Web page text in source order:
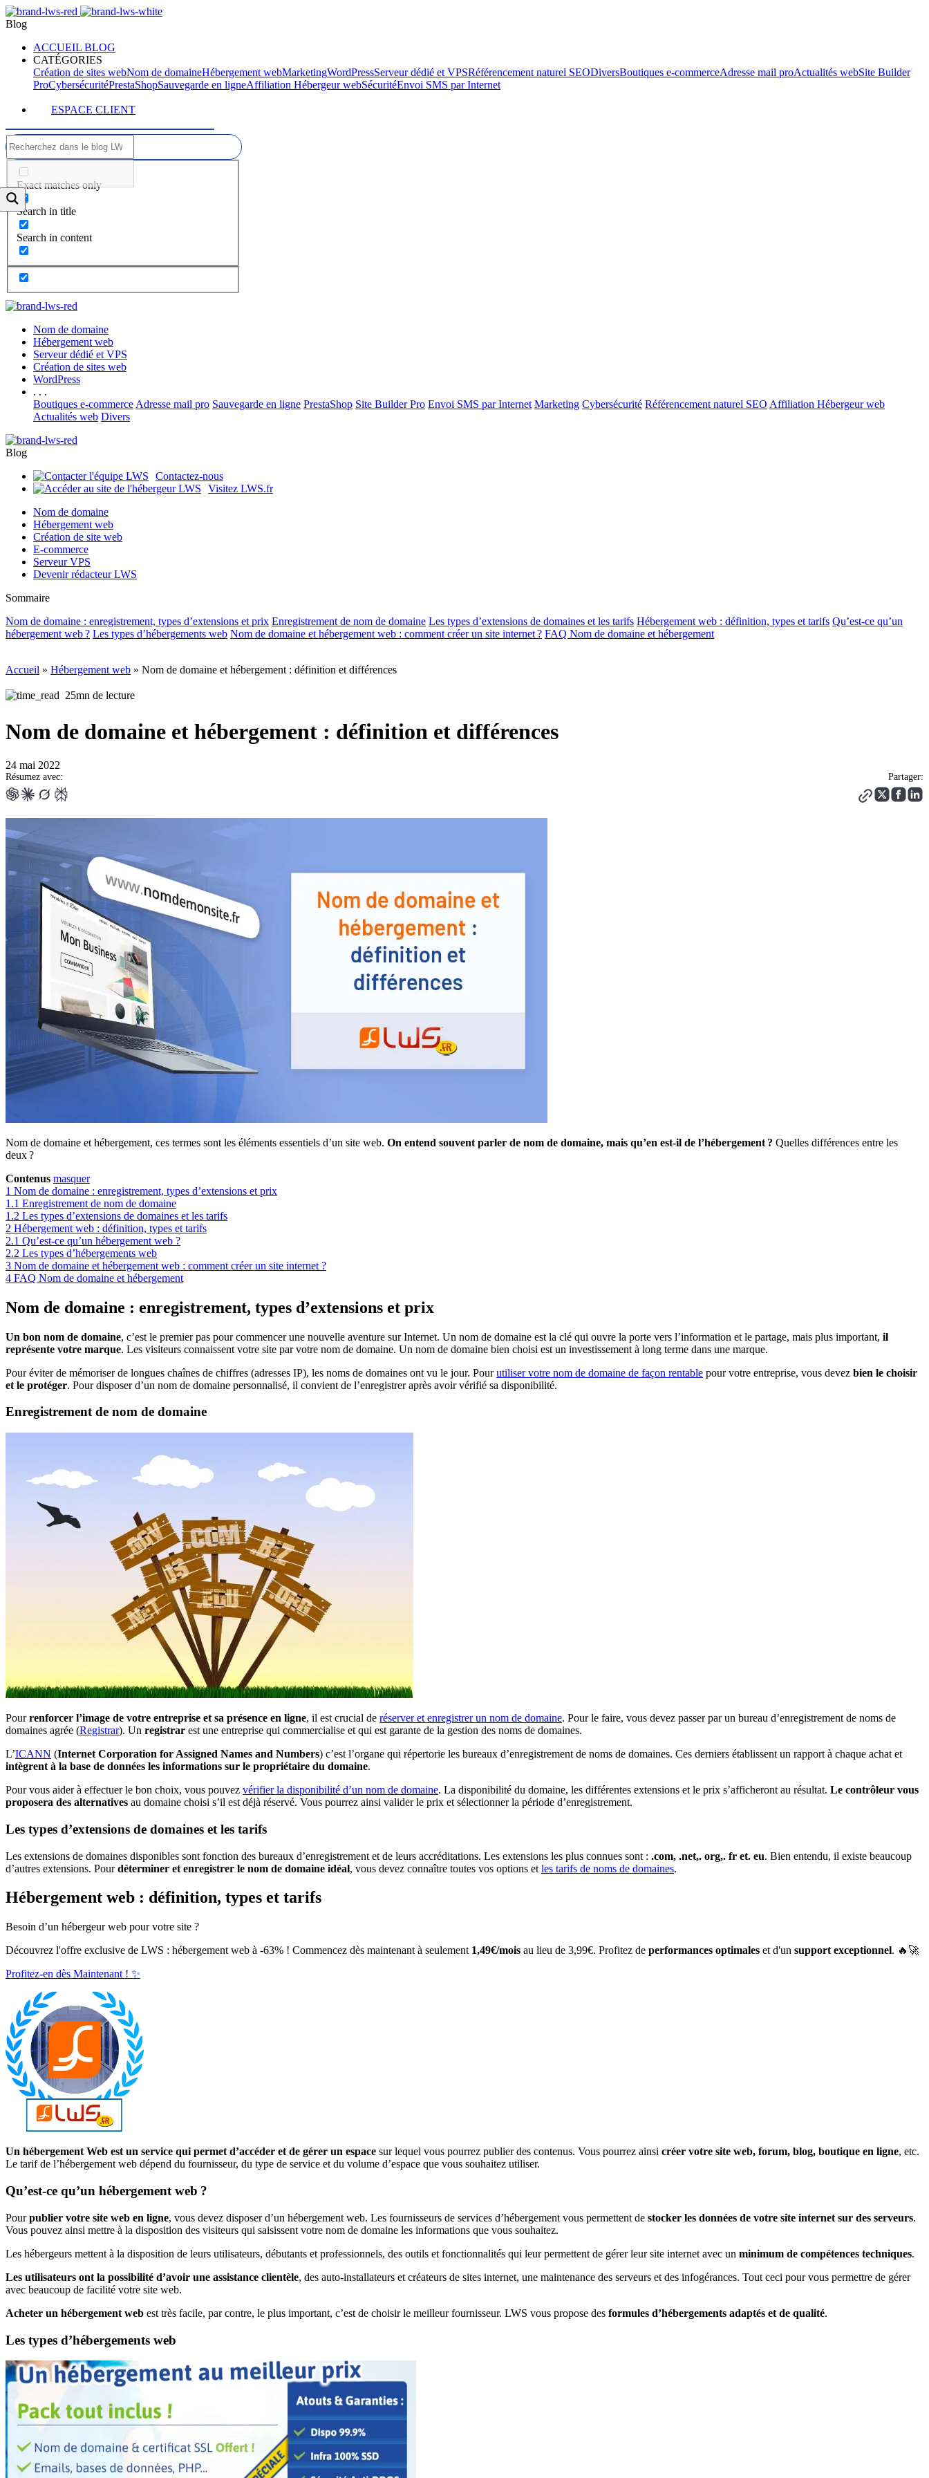
Blog
ACCUEIL BLOG
CATÉGORIES
Création de sites webNom de domaineHébergement webMarketingWordPressServeur dédié et VPSRéférencement naturel SEODiversBoutiques e-commerceAdresse mail proActualités webSite Builder
ProCybersécuritéPrestaShopSauvegarde en ligneAffiliation Hébergeur webSécuritéEnvoi SMS par Internet
ESPACE CLIENT
Exact matches only
Search in title
Search in content
Nom de domaine
Hébergement web
Serveur dédié et VPS
Création de sites web
WordPress
. . .
Boutiques e-commerce Adresse mail pro Sauvegarde en ligne PrestaShop Site Builder Pro Envoi SMS par Internet Marketing Cybersécurité Référencement naturel SEO Affiliation Hébergeur web
Actualités web Divers
Blog
Contactez-nous
Visitez LWS.fr
Nom de domaine
Hébergement web
Création de site web
E-commerce
Serveur VPS
Devenir rédacteur LWS
Sommaire
Nom de domaine : enregistrement, types d’extensions et prix Enregistrement de nom de domaine Les types d’extensions de domaines et les tarifs Hébergement web : définition, types et tarifs Qu’est-ce qu’un
hébergement web ? Les types d’hébergements web Nom de domaine et hébergement web : comment créer un site internet ? FAQ Nom de domaine et hébergement
Accueil » Hébergement web » Nom de domaine et hébergement : définition et différences
25mn de lecture
Nom de domaine et hébergement : définition et différences
24 mai 2022
Résumez avec: Partager:
Nom de domaine et hébergement, ces termes sont les éléments essentiels d’un site web. On entend souvent parler de nom de domaine, mais qu’en est-il de l’hébergement ? Quelles différences entre les
deux ?
Contenus masquer
1 Nom de domaine : enregistrement, types d’extensions et prix
1.1 Enregistrement de nom de domaine
1.2 Les types d’extensions de domaines et les tarifs
2 Hébergement web : définition, types et tarifs
2.1 Qu’est-ce qu’un hébergement web ?
2.2 Les types d’hébergements web
3 Nom de domaine et hébergement web : comment créer un site internet ?
4 FAQ Nom de domaine et hébergement
Nom de domaine : enregistrement, types d’extensions et prix
Un bon nom de domaine, c’est le premier pas pour commencer une nouvelle aventure sur Internet. Un nom de domaine est la clé qui ouvre la porte vers l’information et le partage, mais plus important, il
représente votre marque. Les visiteurs connaissent votre site par votre nom de domaine. Un nom de domaine bien choisi est un investissement à long terme dans une marque.
Pour éviter de mémoriser de longues chaînes de chiffres (adresses IP), les noms de domaines ont vu le jour. Pourutiliser votre nom de domaine de façon rentable pour votre entreprise, vous devez bien le choisir
et le protéger. Pour disposer d’un nom de domaine personnalisé, il convient de l’enregistrer après avoir vérifié sa disponibilité.
Enregistrement de nom de domaine
Pourrenforcer l’image de votre entreprise et sa présence en ligne, il est crucial de réserver et enregistrer un nom de domaine. Pour le faire, vous devez passer par un bureau d’enregistrement de noms de
domaines agrée (Registrar). Un registrar est une entreprise qui commercialise et qui est garante de la gestion des noms de domaines.
L’ICANN (Internet Corporation for Assigned Names and Numbers) c’est l’organe qui répertorie les bureaux d’enregistrement de noms de domaines. Ces derniers établissent un rapport à chaque achat et
intègrent à la base de données les informations sur le propriétaire du domaine.
Pour vous aider à effectuer le bon choix, vous pouvez vérifier la disponibilité d’un nom de domaine. La disponibilité du domaine, les différentes extensions et le prix s’afficheront au résultat. Le contrôleur vous
proposera des alternatives au domaine choisi s’il est déjà réservé. Vous pourrez ainsi valider le prix et sélectionner la période d’enregistrement.
Les types d’extensions de domaines et les tarifs
Les extensions de domaines disponibles sont fonction des bureaux d’enregistrement et de leurs accréditations. Les extensions les plus connues sont : .com, .net,. org,. fr et. eu. Bien entendu, il existe beaucoup
d’autres extensions. Pourdéterminer et enregistrer le nom de domaine idéal, vous devez connaître toutes vos options et les tarifs de noms de domaines.
Hébergement web : définition, types et tarifs
Besoin d’un hébergeur web pour votre site ?
Découvrez l'offre exclusive de LWS : hébergement web à -63% ! Commencez dès maintenant à seulement 1,49€/mois au lieu de 3,99€. Profitez de performances optimales et d'un support exceptionnel. 🔥🚀
Profitez-en dès Maintenant ! ✨
Un hébergement Web est un service qui permet d’accéder et de gérer un espace sur lequel vous pourrez publier des contenus. Vous pourrez ainsi créer votre site web, forum, blog, boutique en ligne, etc.
Le tarif de l’hébergement web dépend du fournisseur, du type de service et du volume d’espace que vous souhaitez utiliser.
Qu’est-ce qu’un hébergement web ?
Pourpublier votre site web en ligne, vous devez disposer d’un hébergement web. Les fournisseurs de services d’hébergement vous permettent de stocker les données de votre site internet sur des serveurs.
Vous pouvez ainsi mettre à la disposition des visiteurs qui saisissent votre nom de domaine les informations que vous souhaitez.
Les hébergeurs mettent à la disposition de leurs utilisateurs, débutants et professionnels, des outils et fonctionnalités qui leur permettent de gérer leur site internet avec un minimum de compétences techniques.
Les utilisateurs ont la possibilité d’avoir une assistance clientèle, des auto-installateurs et créateurs de sites internet, une maintenance des serveurs et des infogérances. Tout ceci pour vous permettre de gérer
avec beaucoup de facilité votre site web.
Acheter un hébergement web est très facile, par contre, le plus important, c’est de choisir le meilleur fournisseur. LWS vous propose des formules d’hébergements adaptés et de qualité.
Les types d’hébergements web